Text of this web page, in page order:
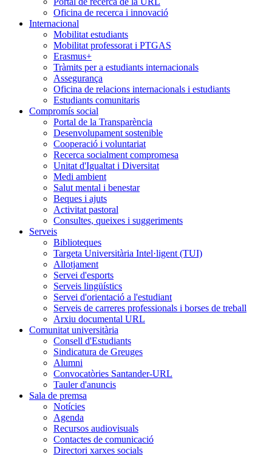
Oficina de recerca i innovació
Internacional
Mobilitat estudiants
Mobilitat professorat i PTGAS
Erasmus+
Tràmits per a estudiants internacionals
Assegurança
Oficina de relacions internacionals i estudiants
Estudiants comunitaris
Compromís social
Portal de la Transparència
Desenvolupament sostenible
Cooperació i voluntariat
Recerca socialment compromesa
Unitat d'Igualtat i Diversitat
Medi ambient
Salut mental i benestar
Beques i ajuts
Activitat pastoral
Consultes, queixes i suggeriments
Serveis
Biblioteques
Targeta Universitària Intel·ligent (TUI)
Allotjament
Servei d'esports
Serveis lingüístics
Servei d'orientació a l'estudiant
Serveis de carreres professionals i borses de treball
Arxiu documental URL
Comunitat universitària
Consell d'Estudiants
Sindicatura de Greuges
Alumni
Convocatòries Santander-URL
Tauler d'anuncis
Sala de premsa
Notícies
Agenda
Recursos audiovisuals
Contactes de comunicació
Directori xarxes socials